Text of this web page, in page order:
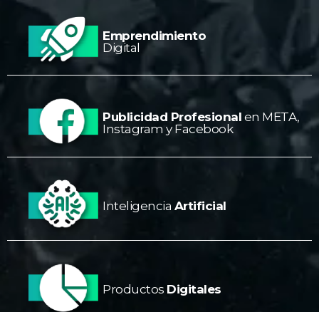
Emprendimiento
Digital
Publicidad Profesional en META,
Instagram y Facebook
Inteligencia Artificial
Productos Digitales